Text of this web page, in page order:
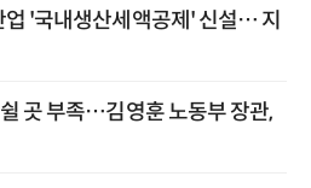
업 '국내생산세액공제' 신설… 지
곳 부족…김영훈 노동부 장관,